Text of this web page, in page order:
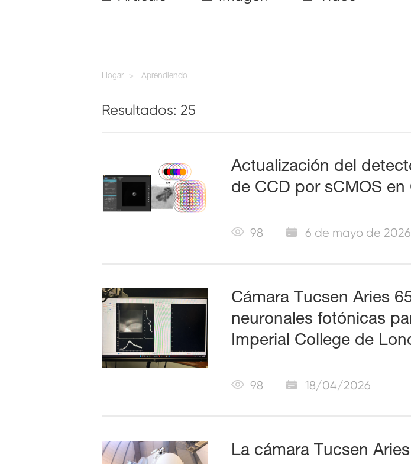
Hogar Aprendiendo
Resultados: 25
Actualización del
de CCD por sCMOS
98 6 de mayo de 2026
Cámara Tucsen Aries
neuronales fotónicas
Imperial College de
98 18/04/2026
La cámara Tucsen